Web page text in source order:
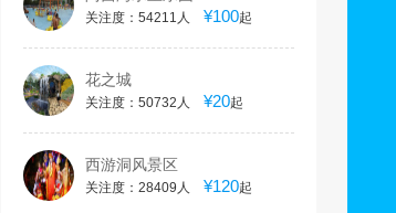
关注度：54211人 ¥100起
花之城
关注度：50732人 ¥20起
西游洞风景区
关注度：28409人 ¥120起